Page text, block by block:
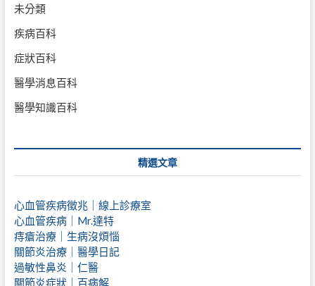
未分類
疾病百科
症狀百科
醫學消息百科
醫學知識百科
精選文章
心血管疾病徵兆｜線上診療室
心血管疾病｜Mr.達特
痔瘡治療｜ 生病沒煩惱
關節炎治療｜醫學日記
過敏性鼻炎｜仁醫
關節炎症狀｜百病解